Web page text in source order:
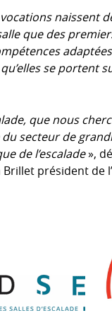
naissent
que des
se portent
que nous
secteur de
de l’escalade»,
président de